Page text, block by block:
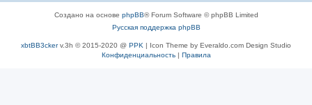
Создано на основе phpBB® Forum Software © phpBB Limited
Русская поддержка phpBB
xbtBB3ckerv.3h © 2015-2020 @ PPK | Icon Theme by Everaldo.com Design Studio
Конфиденциальность| Правила